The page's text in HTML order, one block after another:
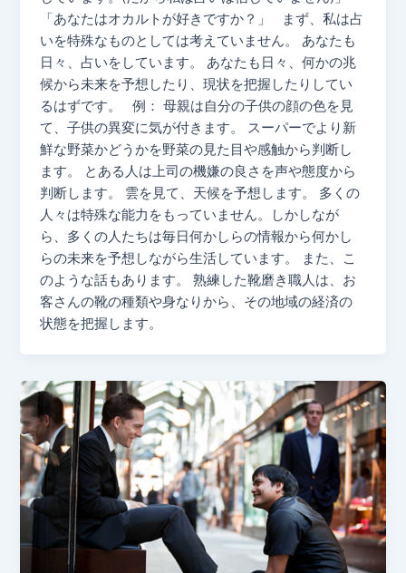
「あなたはオカルトが好きですか？」 まず、私は占
いを特殊なものとしては考えていません。 あなたも
日々、占いをしています。 あなたも日々、何かの兆
候から未来を予想したり、現状を把握したりしてい
るはずです。 例： 母親は自分の子供の顔の色を見
て、子供の異変に気が付きます。 スーパーでより新
鮮な野菜かどうかを野菜の見た目や感触から判断し
ます。 とある人は上司の機嫌の良さを声や態度から
判断します。 雲を見て、天候を予想します。 多くの
人々は特殊な能力をもっていません。しかしなが
ら、多くの人たちは毎日何かしらの情報から何かし
らの未来を予想しながら生活しています。 また、こ
のような話もあります。 熟練した靴磨き職人は、お
客さんの靴の種類や身なりから、その地域の経済の
状態を把握します。